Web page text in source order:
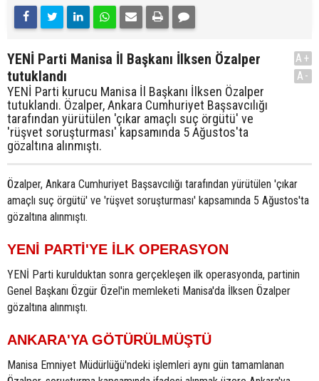
YENİ Parti Manisa İl Başkanı İlksen Özalper
tutuklandı
YENİ Parti kurucu Manisa İl Başkanı İlksen Özalper
tutuklandı. Özalper, Ankara Cumhuriyet Başsavcılığı
tarafından yürütülen 'çıkar amaçlı suç örgütü' ve
'rüşvet soruşturması' kapsamında 5 Ağustos'ta
gözaltına alınmıştı.
A+
A-
Özalper, Ankara Cumhuriyet Başsavcılığı tarafından yürütülen 'çıkar
amaçlı suç örgütü' ve 'rüşvet soruşturması' kapsamında 5 Ağustos'ta
gözaltına alınmıştı.
YENİ PARTİ'YE İLK OPERASYON
YENİ Parti kurulduktan sonra gerçekleşen ilk operasyonda, partinin
Genel Başkanı Özgür Özel'in memleketi Manisa'da İlksen Özalper
gözaltına alınmıştı.
ANKARA'YA GÖTÜRÜLMÜŞTÜ
Manisa Emniyet Müdürlüğü'ndeki işlemleri aynı gün tamamlanan